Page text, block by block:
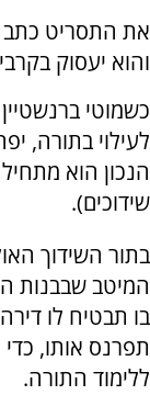
את התסריט כתב
והוא יעסוק
כשמוטי
לעילוי בתורה,
הנכון הוא
שידוכים).
בתור השידוך
המיטב שבבנות
בו תבטיח לו
תפרנס אותו,
ללימוד התורה.